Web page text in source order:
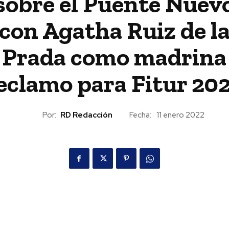
Agatha Ruiz de la
Prada como madrina
para Fitur
Por: RD Redacción Fecha: 11 enero 2022